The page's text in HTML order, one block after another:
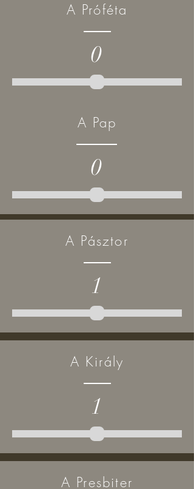
A Próféta
0
A Pap
0
A Pásztor
1
A Király
1
A Presbiter